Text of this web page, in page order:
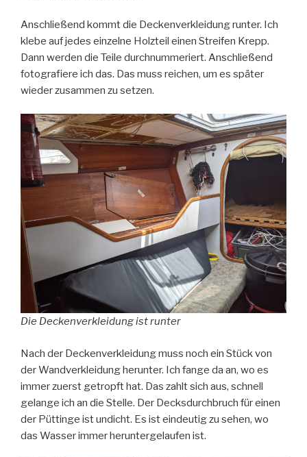
Anschließend kommt die Deckenverkleidung runter. Ich
klebe auf jedes einzelne Holzteil einen Streifen Krepp.
Dann werden die Teile durchnummeriert. Anschließend
fotografiere ich das. Das muss reichen, um es später
wieder zusammen zu setzen.
Die Deckenverkleidung ist runter
Nach der Deckenverkleidung muss noch ein Stück von
der Wandverkleidung herunter. Ich fange da an, wo es
immer zuerst getropft hat. Das zahlt sich aus, schnell
gelange ich an die Stelle. Der Decksdurchbruch für einen
der Püttinge ist undicht. Es ist eindeutig zu sehen, wo
das Wasser immer heruntergelaufen ist.